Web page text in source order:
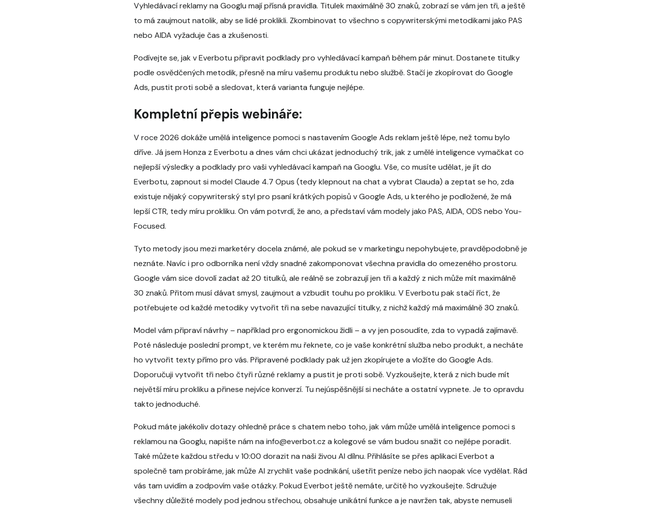
Vyhledávací reklamy na Googlu mají přísná pravidla. Titulek maximálně 30 znaků, zobrazí se vám jen tři, a ještě
to má zaujmout natolik, aby se lidé proklikli. Zkombinovat to všechno s copywriterskými metodikami jako PAS
nebo AIDA vyžaduje čas a zkušenosti.
Podívejte se, jak v Everbotu připravit podklady pro vyhledávací kampaň během pár minut. Dostanete titulky
podle osvědčených metodik, přesně na míru vašemu produktu nebo službě. Stačí je zkopírovat do Google
Ads, pustit proti sobě a sledovat, která varianta funguje nejlépe.
Kompletní přepis webináře:
V roce 2026 dokáže umělá inteligence pomoci s nastavením Google Ads reklam ještě lépe, než tomu bylo
dříve. Já jsem Honza z Everbotu a dnes vám chci ukázat jednoduchý trik, jak z umělé inteligence vymačkat co
nejlepší výsledky a podklady pro vaši vyhledávací kampaň na Googlu. Vše, co musíte udělat, je jít do
Everbotu, zapnout si model Claude 4.7 Opus (tedy klepnout na chat a vybrat Clauda) a zeptat se ho, zda
existuje nějaký copywriterský styl pro psaní krátkých popisů v Google Ads, u kterého je podložené, že má
lepší CTR, tedy míru prokliku. On vám potvrdí, že ano, a představí vám modely jako PAS, AIDA, ODS nebo You-
Focused.
Tyto metody jsou mezi marketéry docela známé, ale pokud se v marketingu nepohybujete, pravděpodobně je
neznáte. Navíc i pro odborníka není vždy snadné zakomponovat všechna pravidla do omezeného prostoru.
Google vám sice dovolí zadat až 20 titulků, ale reálně se zobrazují jen tři a každý z nich může mít maximálně
30 znaků. Přitom musí dávat smysl, zaujmout a vzbudit touhu po prokliku. V Everbotu pak stačí říct, že
potřebujete od každé metodiky vytvořit tři na sebe navazující titulky, z nichž každý má maximálně 30 znaků.
Model vám připraví návrhy – například pro ergonomickou židli – a vy jen posoudíte, zda to vypadá zajímavě.
Poté následuje poslední prompt, ve kterém mu řeknete, co je vaše konkrétní služba nebo produkt, a necháte
ho vytvořit texty přímo pro vás. Připravené podklady pak už jen zkopírujete a vložíte do Google Ads.
Doporučuji vytvořit tři nebo čtyři různé reklamy a pustit je proti sobě. Vyzkoušejte, která z nich bude mít
největší míru prokliku a přinese nejvíce konverzí. Tu nejúspěšnější si necháte a ostatní vypnete. Je to opravdu
takto jednoduché.
Pokud máte jakékoliv dotazy ohledně práce s chatem nebo toho, jak vám může umělá inteligence pomoci s
reklamou na Googlu, napište nám na info@everbot.cz a kolegové se vám budou snažit co nejlépe poradit.
Také můžete každou středu v 10:00 dorazit na naši živou AI dílnu. Přihlásíte se přes aplikaci Everbot a
společně tam probíráme, jak může AI zrychlit vaše podnikání, ušetřit peníze nebo jich naopak více vydělat. Rád
vás tam uvidím a zodpovím vaše otázky. Pokud Everbot ještě nemáte, určitě ho vyzkoušejte. Sdružuje
všechny důležité modely pod jednou střechou, obsahuje unikátní funkce a je navržen tak, abyste nemuseli